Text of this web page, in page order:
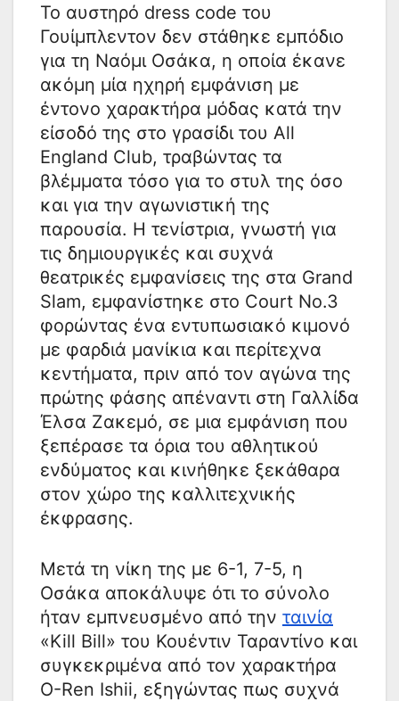
Το αυστηρό dress code του
Γουίμπλεντον δεν στάθηκε εμπόδιο
για τη Ναόμι Οσάκα, η οποία έκανε
ακόμη μία ηχηρή εμφάνιση με
έντονο χαρακτήρα μόδας κατά την
είσοδό της στο γρασίδι του All
England Club, τραβώντας τα
βλέμματα τόσο για το στυλ της όσο
και για την αγωνιστική της
παρουσία. Η τενίστρια, γνωστή για
τις δημιουργικές και συχνά
θεατρικές εμφανίσεις της στα Grand
Slam, εμφανίστηκε στο Court No.3
φορώντας ένα εντυπωσιακό κιμονό
με φαρδιά μανίκια και περίτεχνα
κεντήματα, πριν από τον αγώνα της
πρώτης φάσης απέναντι στη Γαλλίδα
Έλσα Ζακεμό, σε μια εμφάνιση που
ξεπέρασε τα όρια του αθλητικού
ενδύματος και κινήθηκε ξεκάθαρα
στον χώρο της καλλιτεχνικής
έκφρασης.
Μετά τη νίκη της με 6-1, 7-5, η
Οσάκα αποκάλυψε ότι το σύνολο
ήταν εμπνευσμένο από την ταινία
«Kill Bill» του Κουέντιν Ταραντίνο και
συγκεκριμένα από τον χαρακτήρα
O-Ren Ishii, εξηγώντας πως συχνά